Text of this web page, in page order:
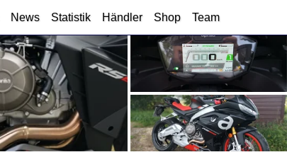
News Statistik Händler Shop Team